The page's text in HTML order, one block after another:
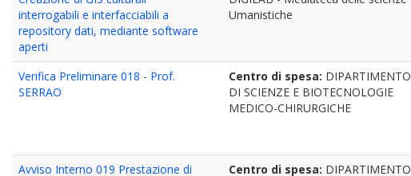
interrogabili e interfacciabili a
repository dati, mediante software
aperti
Umanistiche
Verifica Preliminare 018 - Prof.
SERRAO
Centro di spesa: DIPARTIMENTO
DI SCIENZE E BIOTECNOLOGIE
MEDICO-CHIRURGICHE
Avviso Interno 019 Prestazione di
Centro di spesa: DIPARTIMENTO